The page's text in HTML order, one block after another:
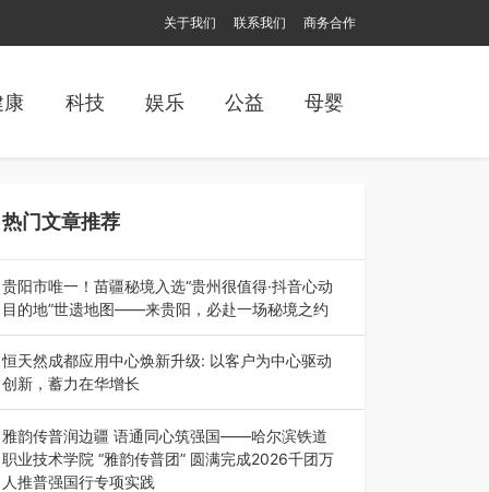
关于我们 联系我们 商务合作
科技 娱乐 公益 母婴
热门文章推荐
贵阳市唯一！苗疆秘境入选“贵州很值得·抖音心动
目的地”世遗地图——来贵阳，必赴一场秘境之约
2026年7月21日，2026年“贵州很值得”暨抖音“心
动目的地”（贵州站）主题…
恒天然成都应用中心焕新升级: 以客户为中心驱动
创新，蓄力在华增长
融合全球研发实力与本土洞察，深化客户共创，赋
能西南市场创新发展 （7月27日，成…
雅韵传普润边疆 语通同心筑强国——哈尔滨铁道
职业技术学院 “雅韵传普团” 圆满完成2026千团万
人推普强国行专项实践